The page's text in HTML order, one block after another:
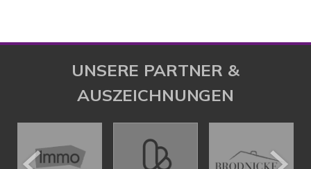
UNSERE PARTNER &
AUSZEICHNUNGEN